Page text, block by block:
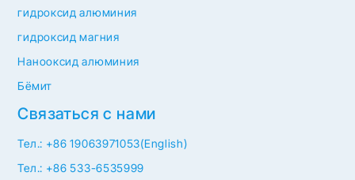
Связаться с нами
Тел.: +86 19063971053(English)
Тел.: +86 533-6535999
гидроксид алюминия
гидроксид магния
Нанооксид алюминия
Бёмит